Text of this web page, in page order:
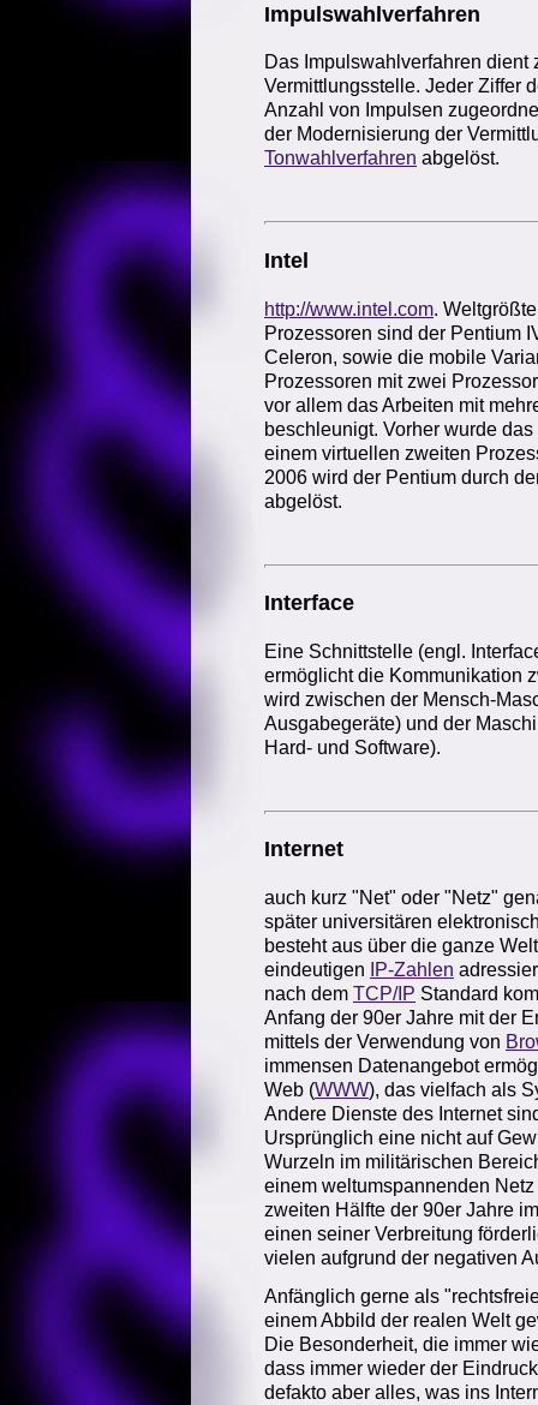
Impulswahlverfahren
Das Impulswahlverfahren dient
Vermittlungsstelle. Jeder Ziffer
Anzahl von Impulsen
der Modernisierung der
Tonwahlverfahren abgelöst.
Intel
http://www.intel.com.
Prozessoren sind der Pentium
Celeron, sowie die mobile
Prozessoren mit zwei
vor allem das Arbeiten mit
beschleunigt. Vorher wurde
einem virtuellen zweiten
2006 wird der Pentium durch
abgelöst.
Interface
Eine Schnittstelle (engl.
ermöglicht die Kommunikation
wird zwischen der Mensch-
Ausgabegeräte) und der
Hard- und Software).
Internet
auch kurz "Net" oder "Netz"
später universitären
besteht aus über die ganze
eindeutigen
IP-Zahlen
nach dem TCP/IP Standard
Anfang der 90er Jahre mit der
mittels der Verwendung von
immensen Datenangebot
Web (WWW), das vielfach als
Andere Dienste des Internet
Ursprünglich eine nicht auf
Wurzeln im militärischen
einem weltumspannenden
zweiten Hälfte der 90er Jahre
einen seiner Verbreitung
vielen aufgrund der negativen
Anfänglich gerne als
einem Abbild der realen Welt
Die Besonderheit, die immer
dass immer wieder der
defakto aber alles, was ins